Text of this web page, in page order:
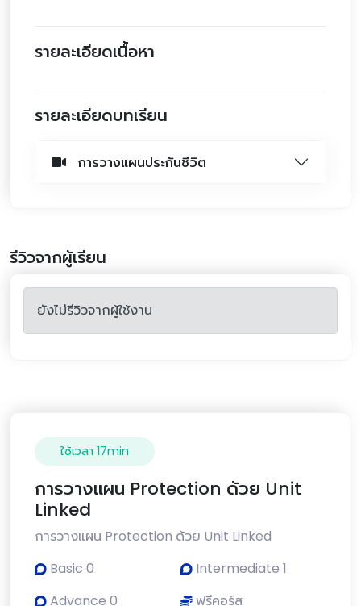
รายละเอียดเนื้อหา
รายละเอียดบทเรียน
การวางแผนประกันชีวิต
รีวิวจากผู้เรียน
ยังไม่รีวิวจากผู้ใช้งาน
ใช้เวลา 17min
การวางแผน Protection ด้วย Unit
Linked
การวางแผน Protection ด้วย Unit Linked
Basic 0
Intermediate 1
Advance 0
ฟรีคอร์ส